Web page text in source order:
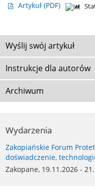
Artykuł (PDF)
Wyślij swój artykuł
Instrukcje dla autorów
Archiwum
Wydarzenia
Zakopiańskie Forum
doświadczenie,
Zakopane, 19.11.2026 -